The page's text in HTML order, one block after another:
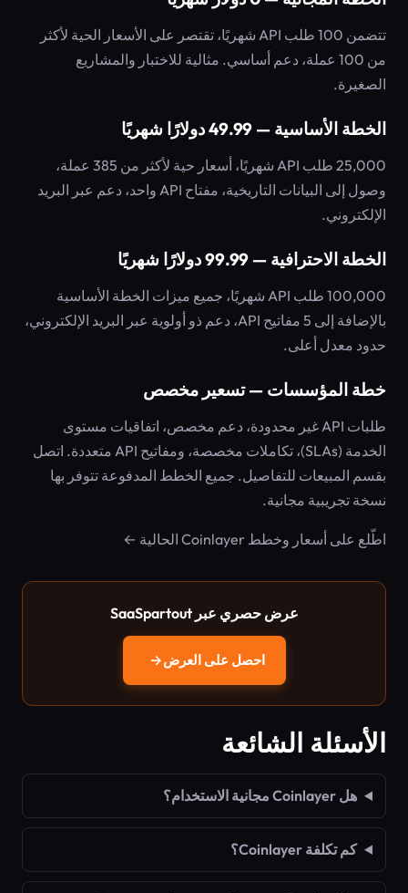
تتضمن 100 طلب API شهريًا، تقتصر على الأسعار الحية لأكثر
من 100 عملة، دعم أساسي. مثالية للاختبار والمشاريع
الصغيرة.
الخطة الأساسية — 49.99 دولارًا شهريًا
25,000 طلب API شهريًا، أسعار حية لأكثر من 385 عملة،
وصول إلى البيانات التاريخية، مفتاح API واحد، دعم عبر البريد
الإلكتروني.
الخطة الاحترافية — 99.99 دولارًا شهريًا
100,000 طلب API شهريًا، جميع ميزات الخطة الأساسية
بالإضافة إلى 5 مفاتيح API، دعم ذو أولوية عبر البريد الإلكتروني،
حدود معدل أعلى.
خطة المؤسسات — تسعير مخصص
طلبات API غير محدودة، دعم مخصص، اتفاقيات مستوى
الخدمة (SLAs)، تكاملات مخصصة، ومفاتيح API متعددة. اتصل
بقسم المبيعات للتفاصيل. جميع الخطط المدفوعة تتوفر بها
نسخة تجريبية مجانية.
اطّلع على أسعار وخطط Coinlayer الحالية ←
عرض حصري عبر SaaSpartout
احصل على العرض→
الأسئلة الشائعة
هل Coinlayer مجانية الاستخدام؟
كم تكلفة Coinlayer؟